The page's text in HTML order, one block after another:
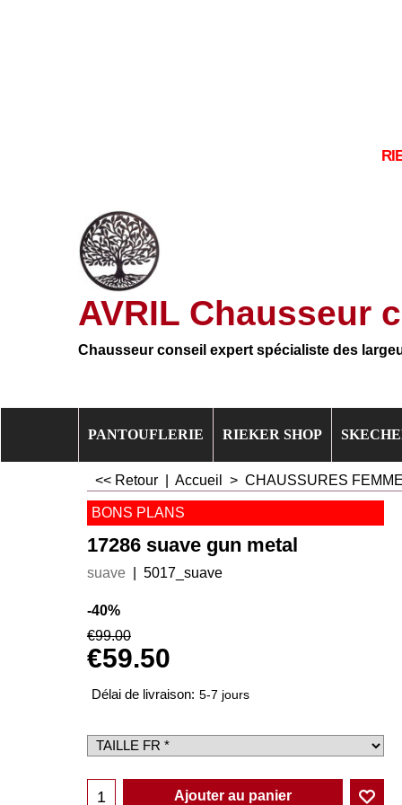
AVRIL Chausseur
Chausseur conseil expert spécialiste des
PANTOUFLERIE RIEKER SHOP
<< Retour Accueil > CHAUSSURES FEMME
BONS PLANS
17286 suave gun metal
suave 5017_suave
-40%
€99.00
€59.50
Délai de livraison: 5-7 jours
Ajouter au panier